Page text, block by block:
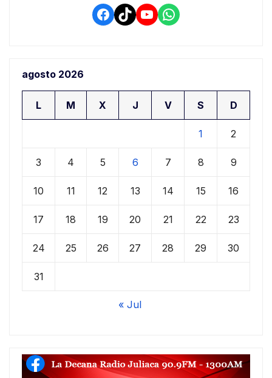
Facebook
TikTokYouTube
WhatsApp
agosto 2026
L M X J V S D
1 2
3 4 5 6 7 8 9
10 11 12 13 14 15 16
17 18 19 20 21 22 23
24 25 26 27 28 29 30
31
« Jul